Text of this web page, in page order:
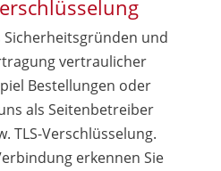
Sicherheitsgründen und
vertraulicher
Bestellungen oder
als Seitenbetreiber
TLS-Verschlüsselung.
erkennen Sie